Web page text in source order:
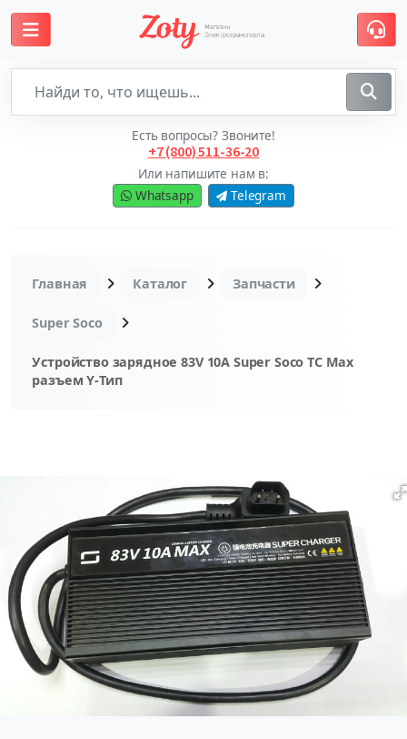
Есть вопросы? Звоните!
+7 (800) 511-36-20
Или напишите нам в:
Whatsapp
Telegram
Главная Каталог Запчасти
Super Soco
Устройство зарядное 83V 10A Super Soco TC Max
разъем Y-Тип